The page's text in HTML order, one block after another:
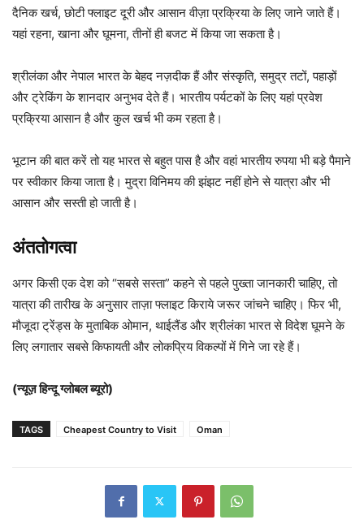
दैनिक खर्च, छोटी फ्लाइट दूरी और आसान वीज़ा प्रक्रिया के लिए जाने जाते हैं।
यहां रहना, खाना और घूमना, तीनों ही बजट में किया जा सकता है।
श्रीलंका और नेपाल भारत के बेहद नज़दीक हैं और संस्कृति, समुद्र तटों, पहाड़ों
और ट्रेकिंग के शानदार अनुभव देते हैं। भारतीय पर्यटकों के लिए यहां प्रवेश
प्रक्रिया आसान है और कुल खर्च भी कम रहता है।
भूटान की बात करें तो यह भारत से बहुत पास है और वहां भारतीय रुपया भी बड़े पैमाने
पर स्वीकार किया जाता है। मुद्रा विनिमय की झंझट नहीं होने से यात्रा और भी
आसान और सस्ती हो जाती है।
अंततोगत्वा
अगर किसी एक देश को “सबसे सस्ता” कहने से पहले पुख्ता जानकारी चाहिए, तो
यात्रा की तारीख के अनुसार ताज़ा फ्लाइट किराये जरूर जांचने चाहिए। फिर भी,
मौजूदा ट्रेंड्स के मुताबिक ओमान, थाईलैंड और श्रीलंका भारत से विदेश घूमने के
लिए लगातार सबसे किफायती और लोकप्रिय विकल्पों में गिने जा रहे हैं।
(न्यूज़ हिन्दू ग्लोबल ब्यूरो)
TAGS Cheapest Country to Visit Oman